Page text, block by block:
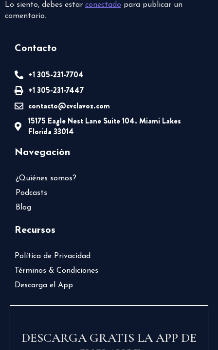
Lo siento, debes estar conectado para publicar un
comentario.
Contacto
+1 305-231-7704
+1 305-231-7447
contacto@cvclavoz.com
15175 Eagle Nest Lane Suite 104. Miami Lakes
Florida 33014
Navegación
¿Quiénes somos?
Podcasts
Blog
Recursos
Política de Privacidad
Términos & Condiciones
Descarga el App
DESCARGA GRATIS LA APP DE